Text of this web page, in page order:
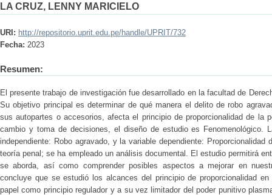
LA CRUZ, LENNY MARICIELO
URI: http://repositorio.uprit.edu.pe/handle/UPRIT/732
Fecha: 2023
Resumen:
El presente trabajo de investigación fue desarrollado en la facultad de
Su objetivo principal es determinar de qué manera el delito de robo
sus autopartes o accesorios, afecta el principio de proporcionalidad de la
cambio y toma de decisiones, el diseño de estudio es Fenomenológico.
independiente: Robo agravado, y la variable dependiente:
teoría penal; se ha empleado un análisis documental. El estudio permitirá
se aborda, así como comprender posibles aspectos a mejorar en
concluye que se estudió los alcances del principio de proporcionalidad
papel como principio regulador y a su vez limitador del poder punitivo